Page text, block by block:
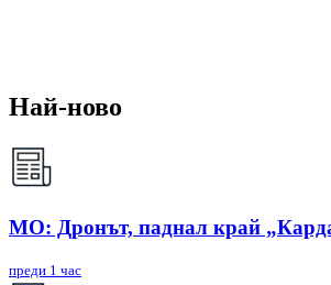
Най-ново
МО: Дронът, паднал край
преди 1 час